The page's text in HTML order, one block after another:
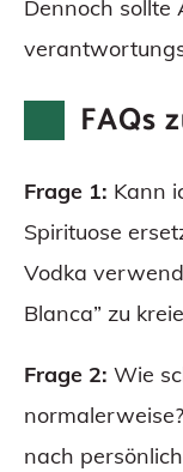
Dennoch sollte
FAQs
Frage 1: Kann
Spirituose
Vodka
Blanca” zu
Frage 2: Wie
normalerweise?
nach